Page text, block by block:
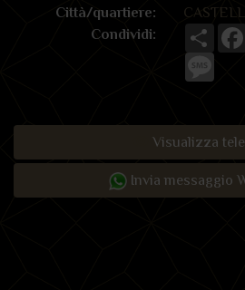
Città/quartiere:
Condividi:
Share
Visualizza
Invia messaggio